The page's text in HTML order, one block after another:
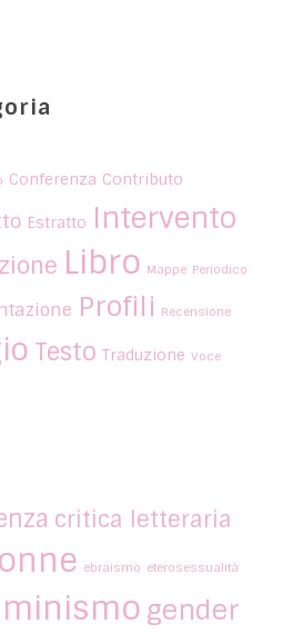
Conferenza Contributo
Estratto Intervento
Libro Mappe Periodico
Profili Recensione
Testo Traduzione Voce
critica letteraria
ebraismo eterosessualità
gender